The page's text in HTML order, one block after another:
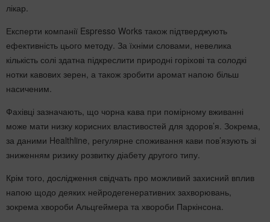
лікар.
Експерти компанії Espresso Works також підтверджують
ефективність цього методу. За їхніми словами, невелика
кількість солі здатна підкреслити природні горіхові та солодкі
нотки кавових зерен, а також зробити аромат напою більш
насиченим.
Фахівці зазначають, що чорна кава при помірному вживанні
може мати низку корисних властивостей для здоров’я. Зокрема,
за даними Healthline, регулярне споживання кави пов’язують зі
зниженням ризику розвитку діабету другого типу.
Крім того, дослідження свідчать про можливий захисний вплив
напою щодо деяких нейродегенеративних захворювань,
зокрема хвороби Альцгеймера та хвороби Паркінсона.